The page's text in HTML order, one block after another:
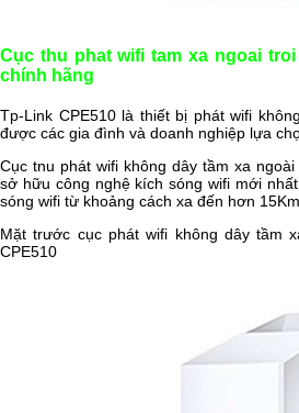
Cục thu phat wifi tam xa ngoai
chính hãng
Tp-Link CPE510 là thiết bị phát wifi
được các gia đình và doanh nghiệp lựa
Cục tnu phát wifi không dây tầm xa
sở hữu công nghệ kích sóng wifi mới
sóng wifi từ khoảng cách xa đến hơn 15Km.
Mặt trước cục phát wifi không dây tầm
CPE510